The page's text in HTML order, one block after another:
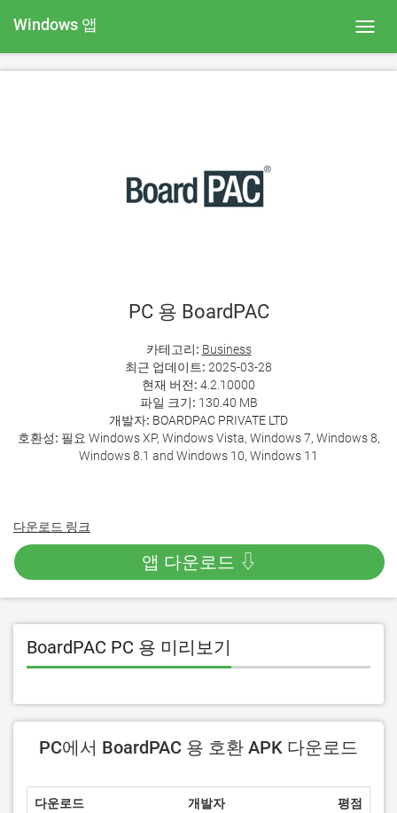
Windows 앱
PC 용 BoardPAC
카테고리: Business
최근 업데이트: 2025-03-28
현재 버전: 4.2.10000
파일 크기: 130.40 MB
개발자: BOARDPAC PRIVATE LTD
호환성: 필요 Windows XP, Windows Vista, Windows 7, Windows 8,
Windows 8.1 and Windows 10, Windows 11
다운로드 링크
앱 다운로드 ⇩
BoardPAC PC 용 미리보기
PC에서 BoardPAC 용 호환 APK 다운로드
다운로드 개발자 평점